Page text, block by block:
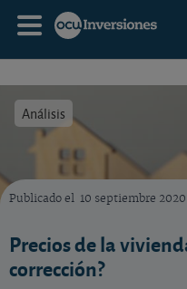
Análisis
Publicado el 10 septiembre 2020
Precios de la
corrección?